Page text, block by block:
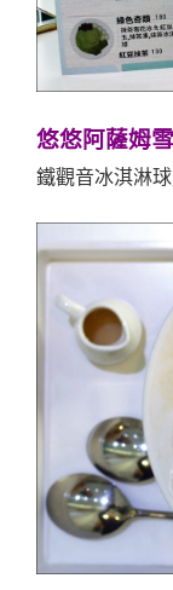
悠悠阿薩姆
鐵觀音冰淇淋